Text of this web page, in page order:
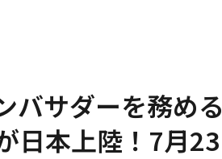
バサダーを務め
日本上陸！7月